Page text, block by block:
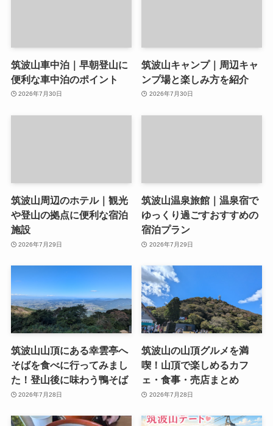
筑波山車中泊｜早朝登山に
便利な車中泊のポイント
2026年7月30日
筑波山キャンプ｜周辺キャ
ンプ場と楽しみ方を紹介
2026年7月30日
筑波山周辺のホテル｜観光
や登山の拠点に便利な宿泊
施設
2026年7月29日
筑波山温泉旅館｜温泉宿で
ゆっくり過ごすおすすめの
宿泊プラン
2026年7月29日
筑波山山頂にある幸雲亭へ
そばを食べに行ってみまし
た！登山後に味わう鴨そば
2026年7月28日
筑波山の山頂グルメを満
喫！山頂で楽しめるカフ
ェ・食事・売店まとめ
2026年7月28日